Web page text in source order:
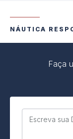
NÁUTICA
Faça
Escreva sua